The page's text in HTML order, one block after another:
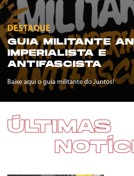
DESTAQUE
GUIA MILITANTE
IMPERIALISTA E
ANTIFASCISTA
Baixe aqui o guia militante do Juntos!
ÚLTIMAS